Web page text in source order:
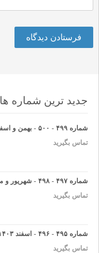
جدید ترین شماره ها
شماره ۴۹۹ - ۵۰۰ - بهمن و اسفند ماه ۱۴۰۴
تماس بگیرید
شماره ۴۹۷ - ۴۹۸ - شهریور و مهرماه ۱۴۰۴
تماس بگیرید
شماره ۴۹۵ - ۴۹۶ - اسفند ۱۴۰۳ و فروردین ۱۴۰۴
تماس بگیرید